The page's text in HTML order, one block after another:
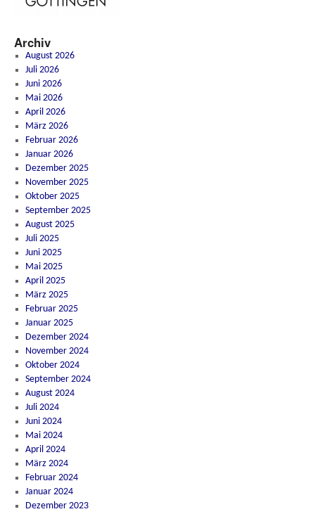
Archiv
August 2026
Juli 2026
Juni 2026
Mai 2026
April 2026
März 2026
Februar 2026
Januar 2026
Dezember 2025
November 2025
Oktober 2025
September 2025
August 2025
Juli 2025
Juni 2025
Mai 2025
April 2025
März 2025
Februar 2025
Januar 2025
Dezember 2024
November 2024
Oktober 2024
September 2024
August 2024
Juli 2024
Juni 2024
Mai 2024
April 2024
März 2024
Februar 2024
Januar 2024
Dezember 2023